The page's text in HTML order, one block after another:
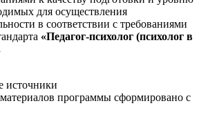
для осуществления
в соответствии с требованиями
«Педагог-психолог (психолог в
источники
программы сформировано с